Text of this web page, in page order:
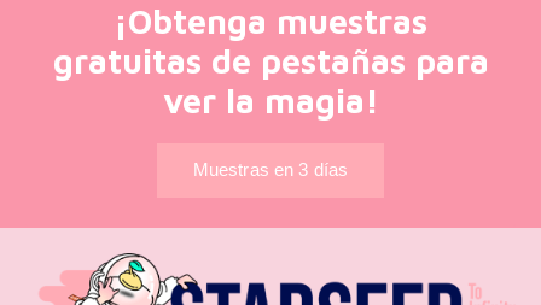
¡Obtenga muestras
gratuitas de pestañas para
ver la magia!
Muestras en 3 días